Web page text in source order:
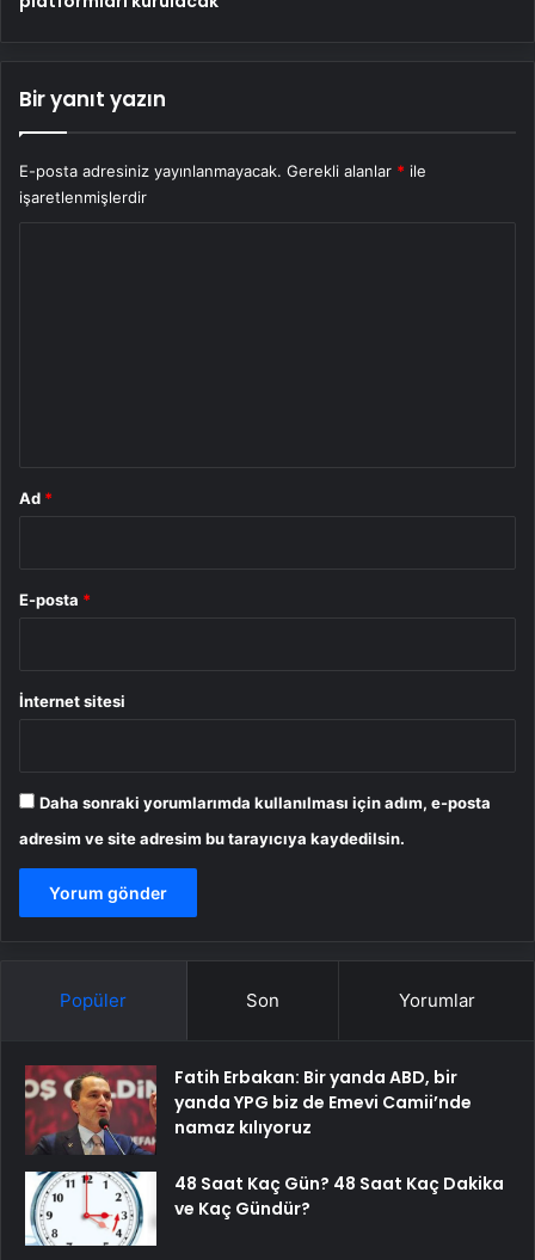
Bir yanıt yazın
E-posta adresiniz yayınlanmayacak. Gerekli alanlar * ile
işaretlenmişlerdir
Ad *
E-posta *
İnternet sitesi
Daha sonraki yorumlarımda kullanılması için adım, e-posta
adresim ve site adresim bu tarayıcıya kaydedilsin.
Popüler Son Yorumlar
Fatih Erbakan: Bir yanda ABD, bir
yanda YPG biz de Emevi Camii’nde
namaz kılıyoruz
48 Saat Kaç Gün? 48 Saat Kaç Dakika
ve Kaç Gündür?